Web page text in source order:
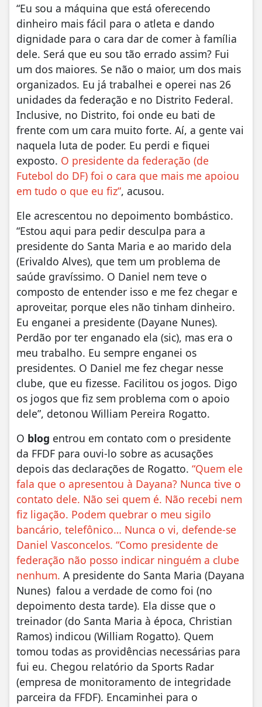
“Eu sou a máquina que está oferecendo
dinheiro mais fácil para o atleta e dando
dignidade para o cara dar de comer à família
dele. Será que eu sou tão errado assim? Fui
um dos maiores. Se não o maior, um dos mais
organizados. Eu já trabalhei e operei nas 26
unidades da federação e no Distrito Federal.
Inclusive, no Distrito, foi onde eu bati de
frente com um cara muito forte. Aí, a gente vai
naquela luta de poder. Eu perdi e fiquei
exposto. O presidente da federação (de
Futebol do DF) foi o cara que mais me apoiou
em tudo o que eu fiz”, acusou.
Ele acrescentou no depoimento bombástico.
“Estou aqui para pedir desculpa para a
presidente do Santa Maria e ao marido dela
(Erivaldo Alves), que tem um problema de
saúde gravíssimo. O Daniel nem teve o
composto de entender isso e me fez chegar e
aproveitar, porque eles não tinham dinheiro.
Eu enganei a presidente (Dayane Nunes).
Perdão por ter enganado ela (sic), mas era o
meu trabalho. Eu sempre enganei os
presidentes. O Daniel me fez chegar nesse
clube, que eu fizesse. Facilitou os jogos. Digo
os jogos que fiz sem problema com o apoio
dele”, detonou William Pereira Rogatto.
O blog entrou em contato com o presidente
da FFDF para ouvi-lo sobre as acusações
depois das declarações de Rogatto. “Quem ele
fala que o apresentou à Dayana? Nunca tive o
contato dele. Não sei quem é. Não recebi nem
fiz ligação. Podem quebrar o meu sigilo
bancário, telefônico… Nunca o vi, defende-se
Daniel Vasconcelos. “Como presidente de
federação não posso indicar ninguém a clube
nenhum. A presidente do Santa Maria (Dayana
Nunes) falou a verdade de como foi (no
depoimento desta tarde). Ela disse que o
treinador (do Santa Maria à época, Christian
Ramos) indicou (William Rogatto). Quem
tomou todas as providências necessárias para
fui eu. Chegou relatório da Sports Radar
(empresa de monitoramento de integridade
parceira da FFDF). Encaminhei para o